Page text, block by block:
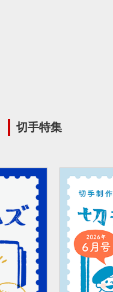
切手特集